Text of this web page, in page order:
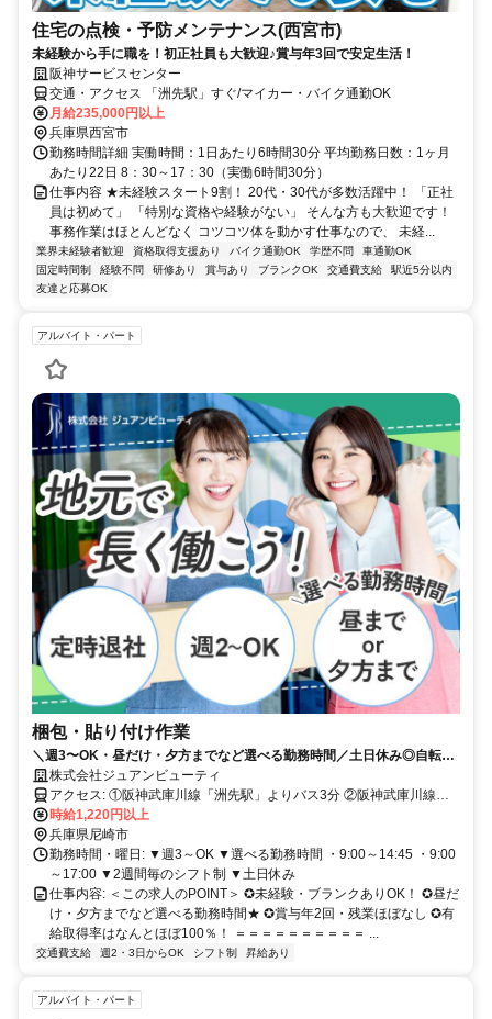
住宅の点検・予防メンテナンス(西宮市)
未経験から手に職を！初正社員も大歓迎♪賞与年3回で安定生活！
阪神サービスセンター
交通・アクセス 「洲先駅」すぐ/マイカー・バイク通勤OK
月給235,000円以上
兵庫県西宮市
勤務時間詳細 実働時間：1日あたり6時間30分 平均勤務日数：1ヶ月
あたり22日 8：30～17：30（実働6時間30分）
仕事内容 ★未経験スタート9割！ 20代・30代が多数活躍中！ 「正社
員は初めて」 「特別な資格や経験がない」 そんな方も大歓迎です！
事務作業はほとんどなく コツコツ体を動かす仕事なので、 未経...
業界未経験者歓迎 資格取得支援あり バイク通勤OK 学歴不問
車通勤OK
固定時間制
経験不問 研修あり 賞与あり ブランクOK 交通費支給
駅近5分以内
友達と応募OK
アルバイト・パート
梱包・貼り付け作業
＼週3〜OK・昼だけ・夕方までなど選べる勤務時間／土日休み◎自転
車・バイク通勤OK◎残業なし◎賞与年2回◎
株式会社ジュアンビューティ
アクセス: ①阪神武庫川線「洲先駅」よりバス3分 ②阪神武庫川線
「東鳴尾駅」よりバス3分 ③阪神武庫川線「武庫川団地前駅」よりバ
ス4分
時給1,220円以上
兵庫県尼崎市
勤務時間・曜日: ▼週3～OK ▼選べる勤務時間 ・9:00～14:45 ・9:00
～17:00 ▼2週間毎のシフト制 ▼土日休み
仕事内容: ＜この求人のPOINT＞ ✪未経験・ブランクありOK！ ✪昼だ
け・夕方までなど選べる勤務時間★ ✪賞与年2回・残業ほぼなし ✪有
給取得率はなんとほぼ100％！ ＝＝＝＝＝＝＝＝＝＝ ...
交通費支給 週2・3日からOK シフト制 昇給あり
アルバイト・パート